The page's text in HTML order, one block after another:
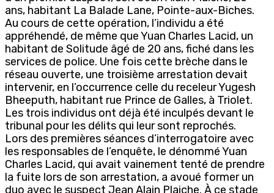
ans, habitant La Balade Lane, Pointe-aux-Biches.
Au cours de cette opération, l’individu a été
appréhendé, de même que Yuan Charles Lacid, un
habitant de Solitude âgé de 20 ans, fiché dans les
services de police. Une fois cette brèche dans le
réseau ouverte, une troisième arrestation devait
intervenir, en l’occurrence celle du receleur Yugesh
Bheeputh, habitant rue Prince de Galles, à Triolet.
Les trois individus ont déjà été inculpés devant le
tribunal pour les délits qui leur sont reprochés.
Lors des premières séances d’interrogatoire avec
les responsables de l’enquête, le dénommé Yuan
Charles Lacid, qui avait vainement tenté de prendre
la fuite lors de son arrestation, a avoué former un
duo avec le suspect Jean Alain Plaiche. À ce stade